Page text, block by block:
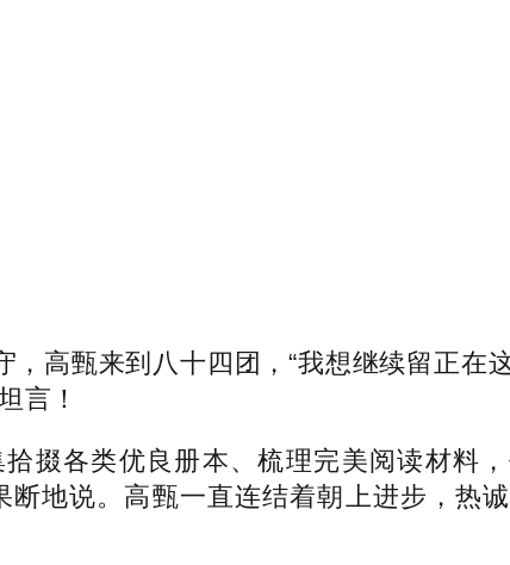
甄来到八十四团，“我想继续留正在
言！
各类优良册本、梳理完美阅读材料
地说。高甄一直连结着朝上进步，热